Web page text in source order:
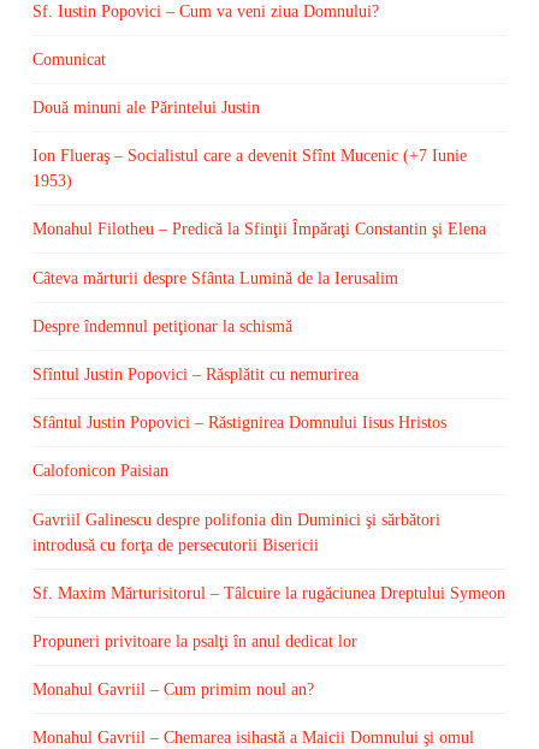
Sf. Iustin Popovici – Cum va veni ziua Domnului?
Comunicat
Două minuni ale Părintelui Justin
Ion Flueraş – Socialistul care a devenit Sfînt Mucenic (+7 Iunie
1953)
Monahul Filotheu – Predică la Sfinţii Împăraţi Constantin şi Elena
Câteva mărturii despre Sfânta Lumină de la Ierusalim
Despre îndemnul petiţionar la schismă
Sfîntul Justin Popovici – Răsplătit cu nemurirea
Sfântul Justin Popovici – Răstignirea Domnului Iisus Hristos
Calofonicon Paisian
Gavriil Galinescu despre polifonia din Duminici şi sărbători
introdusă cu forţa de persecutorii Bisericii
Sf. Maxim Mărturisitorul – Tâlcuire la rugăciunea Dreptului Symeon
Propuneri privitoare la psalţi în anul dedicat lor
Monahul Gavriil – Cum primim noul an?
Monahul Gavriil – Chemarea isihastă a Maicii Domnului şi omul